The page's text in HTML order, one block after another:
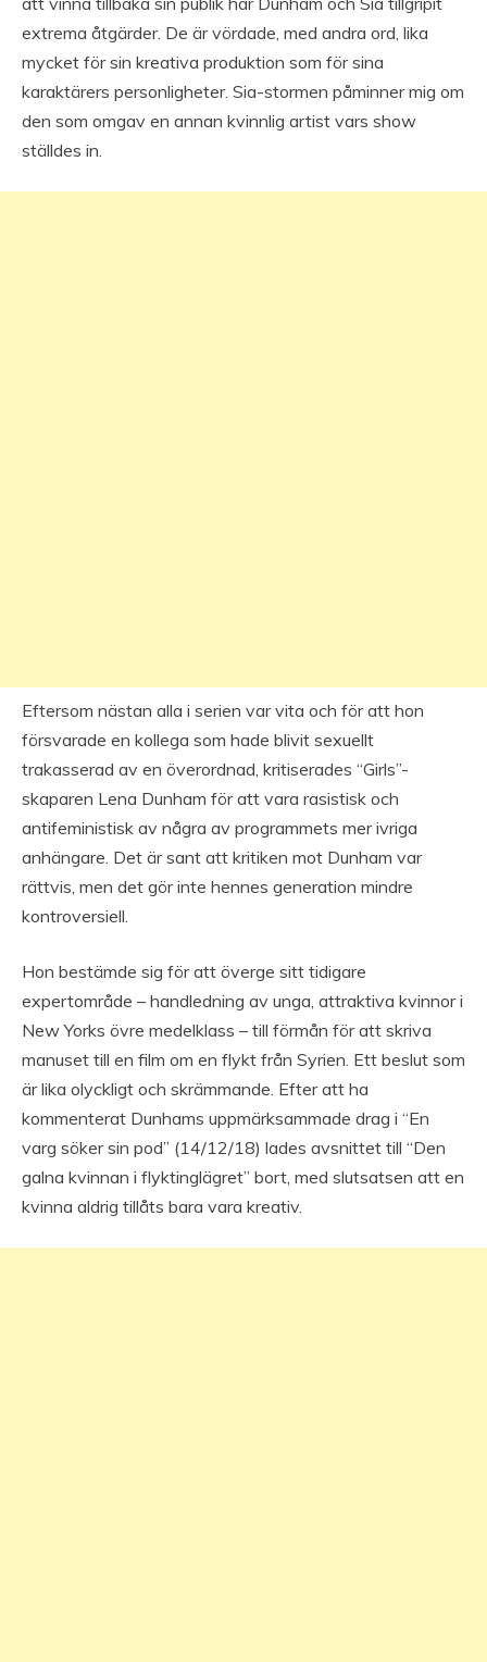
extrema åtgärder. De är vördade, med andra ord, lika
mycket för sin kreativa produktion som för sina
karaktärers personligheter. Sia-stormen påminner mig om
den som omgav en annan kvinnlig artist vars show
ställdes in.
Eftersom nästan alla i serien var vita och för att hon
försvarade en kollega som hade blivit sexuellt
trakasserad av en överordnad, kritiserades “Girls”-
skaparen Lena Dunham för att vara rasistisk och
antifeministisk av några av programmets mer ivriga
anhängare. Det är sant att kritiken mot Dunham var
rättvis, men det gör inte hennes generation mindre
kontroversiell.
Hon bestämde sig för att överge sitt tidigare
expertområde – handledning av unga, attraktiva kvinnor i
New Yorks övre medelklass – till förmån för att skriva
manuset till en film om en flykt från Syrien. Ett beslut som
är lika olyckligt och skrämmande. Efter att ha
kommenterat Dunhams uppmärksammade drag i “En
varg söker sin pod” (14/12/18) lades avsnittet till “Den
galna kvinnan i flyktinglägret” bort, med slutsatsen att en
kvinna aldrig tillåts bara vara kreativ.